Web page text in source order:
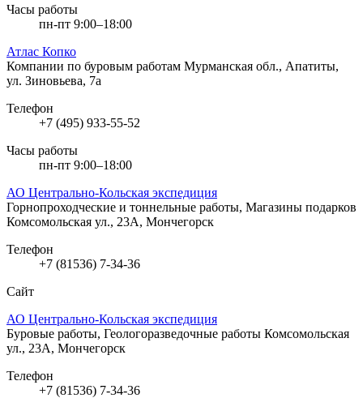
Часы работы
пн-пт 9:00–18:00
Атлас Копко
Компании по буровым работам Мурманская обл., Апатиты,
ул. Зиновьева, 7а
Телефон
+7 (495) 933-55-52
Часы работы
пн-пт 9:00–18:00
АО Центрально-Кольская экспедиция
Горнопроходческие и тоннельные работы, Магазины подарков
Комсомольская ул., 23А, Мончегорск
Телефон
+7 (81536) 7-34-36
Сайт
АО Центрально-Кольская экспедиция
Буровые работы, Геологоразведочные работы Комсомольская
ул., 23А, Мончегорск
Телефон
+7 (81536) 7-34-36